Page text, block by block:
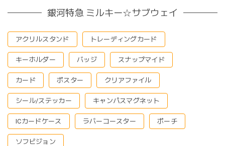
銀河特急 ミルキー☆サブウェイ
アクリルスタンド トレーディングカード
キーホルダー バッジ スナップマイド
カード ポスター クリアファイル
シール/ステッカー キャンパスマグネット
ICカードケース ラバーコースター ポーチ
ソフビジョン